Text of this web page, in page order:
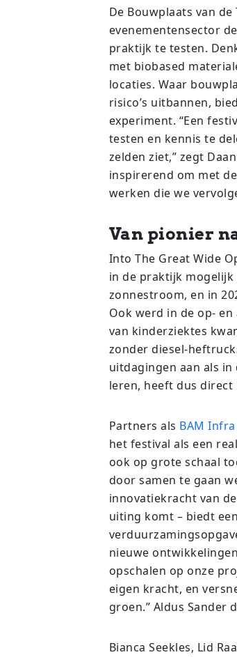
De Bouwplaats van
evenementensector
praktijk te testen.
met biobased
locaties. Waar
risico’s uitbannen,
experiment. “Een
testen en kennis te
zelden ziet,” zegt
inspirerend om met
werken die we
Van pionier
Into The Great Wide
in de praktijk mogelijk
zonnestroom, en in
Ook werd in de op-
van kinderziektes
zonder diesel-
uitdagingen aan als
leren, heeft dus direct
Partners als BAM
het festival als een
ook op grote schaal
door samen te gaan
innovatiekracht van
uiting komt – biedt
nieuwe
opschalen op onze
eigen kracht, en
groen.” Aldus Sander
Bianca Seekles, Lid